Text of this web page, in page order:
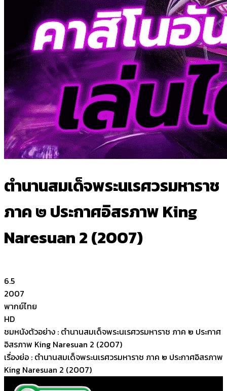
ตำนานสมเด็จพระนเรศวรมหาราช
ภาค ๒ ประกาศอิสรภาพ King
Naresuan 2 (2007)
6.5
2007
พากย์ไทย
HD
ชมหนังตัวอย่าง : ตำนานสมเด็จพระนเรศวรมหาราช ภาค ๒ ประกาศ
อิสรภาพ King Naresuan 2 (2007)
เรื่องย่อ : ตำนานสมเด็จพระนเรศวรมหาราช ภาค ๒ ประกาศอิสรภาพ
King Naresuan 2 (2007)